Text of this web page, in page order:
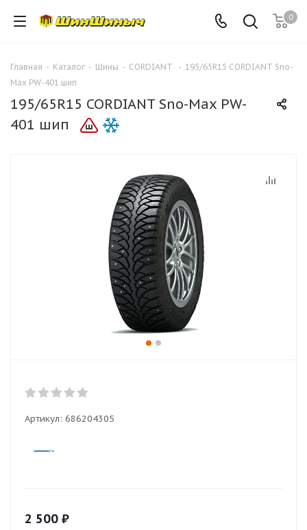
0
Главная - Каталог - Шины - CORDIANT - 195/65R15 CORDIANT Sno-
Max PW-401 шип
195/65R15 CORDIANT Sno-Max PW-
401 шип
Артикул: 686204305
2 500 ₽